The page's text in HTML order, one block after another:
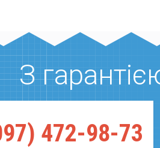
З
472-98-73